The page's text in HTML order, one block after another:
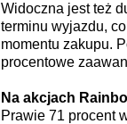
Widoczna jest też
terminu wyjazdu,
momentu zakupu.
procentowe
Na akcjach
Prawie 71 procent